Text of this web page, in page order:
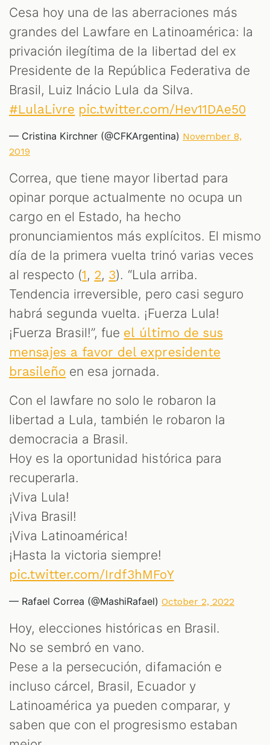
Cesa hoy una de las aberraciones más
grandes del Lawfare en Latinoamérica: la
privación ilegítima de la libertad del ex
Presidente de la República Federativa de
Brasil, Luiz Inácio Lula da Silva.
#LulaLivre pic.twitter.com/Hev11DAe50
— Cristina Kirchner (@CFKArgentina) November 8,
2019
Correa, que tiene mayor libertad para
opinar porque actualmente no ocupa un
cargo en el Estado, ha hecho
pronunciamientos más explícitos. El mismo
día de la primera vuelta trinó varias veces
al respecto (1, 2, 3). “Lula arriba.
Tendencia irreversible, pero casi seguro
habrá segunda vuelta. ¡Fuerza Lula!
¡Fuerza Brasil!”, fue el último de sus
mensajes a favor del expresidente
brasileño en esa jornada.
Con el lawfare no solo le robaron la
libertad a Lula, también le robaron la
democracia a Brasil.
Hoy es la oportunidad histórica para
recuperarla.
¡Viva Lula!
¡Viva Brasil!
¡Viva Latinoamérica!
¡Hasta la victoria siempre!
pic.twitter.com/Irdf3hMFoY
— Rafael Correa (@MashiRafael) October 2, 2022
Hoy, elecciones históricas en Brasil.
No se sembró en vano.
Pese a la persecución, difamación e
incluso cárcel, Brasil, Ecuador y
Latinoamérica ya pueden comparar, y
saben que con el progresismo estaban